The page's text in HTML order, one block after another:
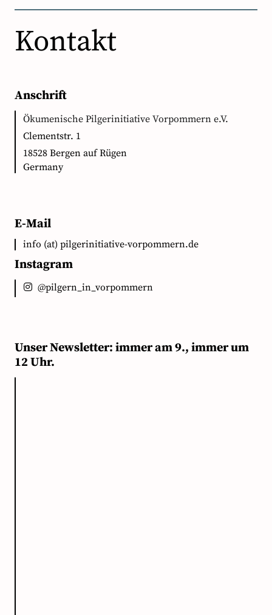
Kontakt
Anschrift
Ökumenische Pilgerinitiative Vorpommern e.V.
Clementstr. 1
18528 Bergen auf Rügen
Germany
E-Mail
info (at) pilgerinitiative-vorpommern.de
Instagram
@pilgern_in_vorpommern
Unser Newsletter: immer am 9., immer um
12 Uhr.